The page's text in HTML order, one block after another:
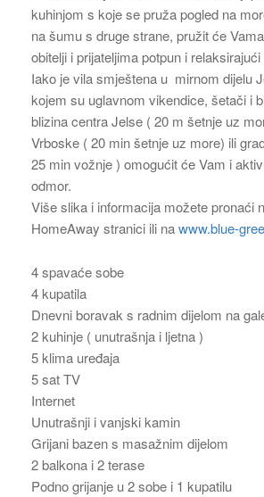
kuhinjom s koje se pruža pogled na
na šumu s druge strane, pružit će
obitelji i prijateljima potpun i relaksirajući
Iako je vila smještena u mirnom dijelu
kojem su uglavnom vikendice, šetači i
blizina centra Jelse ( 20 m šetnje uz
Vrboske ( 20 min šetnje uz more) ili
25 min vožnje ) omogućit će Vam i
odmor.
Više slika i informacija možete pronaći
HomeAway stranici ili nawww.blue-
4 spavaće sobe
4 kupatila
Dnevni boravak s radnim dijelom na
2 kuhinje ( unutrašnja i ljetna )
5 klima uređaja
5 sat TV
Internet
Unutrašnji i vanjski kamin
Grijani bazen s masažnim dijelom
2 balkona i 2 terase
Podno grijanje u 2 sobe i 1 kupatilu